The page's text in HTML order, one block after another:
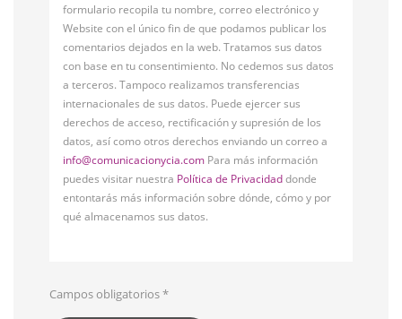
formulario recopila tu nombre, correo electrónico y
Website con el único fin de que podamos publicar los
comentarios dejados en la web. Tratamos sus datos
con base en tu consentimiento. No cedemos sus datos
a terceros. Tampoco realizamos transferencias
internacionales de sus datos. Puede ejercer sus
derechos de acceso, rectificación y supresión de los
datos, así como otros derechos enviando un correo a
info@comunicacionycia.com Para más información
puedes visitar nuestra Política de Privacidaddonde
entontarás más información sobre dónde, cómo y por
qué almacenamos sus datos.
Campos obligatorios*